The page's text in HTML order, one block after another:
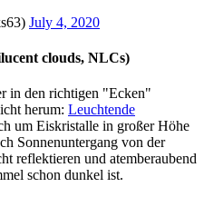
July 4, 2020
clouds, NLCs)
in den richtigen "Ecken"
herum: Leuchtende
um Eiskristalle in großer Höhe
Sonnenuntergang von der
reflektieren und atemberaubend
schon dunkel ist.